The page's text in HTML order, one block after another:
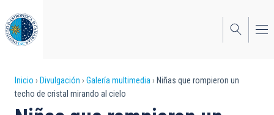
al
contenido
principal
Sobrescribir
enlaces
Inicio Divulgación Galería multimedia
Niñas que rompieron un
techo de cristal mirando al cielo